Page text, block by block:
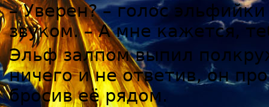
– Уверен? – голос
звуком. – А мне кажется,
Эльф залпом выпил
ничего и не ответив, он
бросив её рядом.